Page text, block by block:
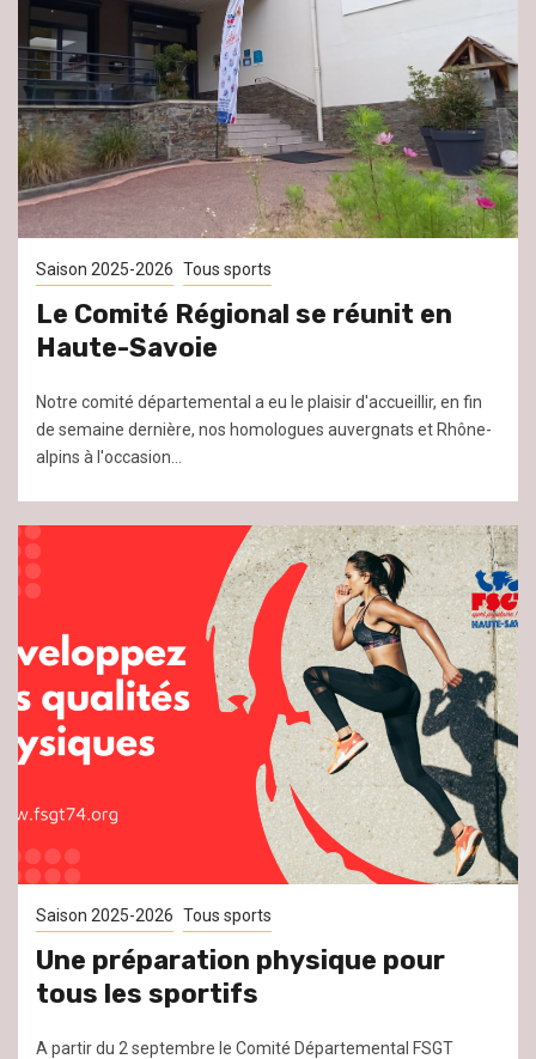
Saison 2025-2026 Tous sports
Le Comité Régional se réunit en
Haute-Savoie
Notre comité départemental a eu le plaisir d'accueillir, en fin
de semaine dernière, nos homologues auvergnats et Rhône-
alpins à l'occasion...
Saison 2025-2026 Tous sports
Une préparation physique pour
tous les sportifs
A partir du 2 septembre le Comité Départemental FSGT